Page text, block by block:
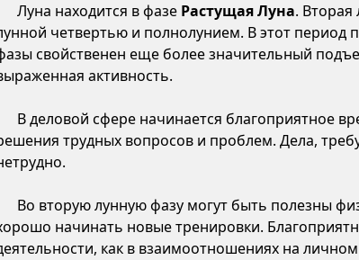
Луна находится в фазе Растущая Луна.
четвертью и полнолунием. В этот период
свойственен еще более значительный
активность.
В деловой сфере начинается благоприятное
трудных вопросов и проблем. Дела,
Во вторую лунную фазу могут быть полезны
начинать новые тренировки.
как в взаимоотношениях на